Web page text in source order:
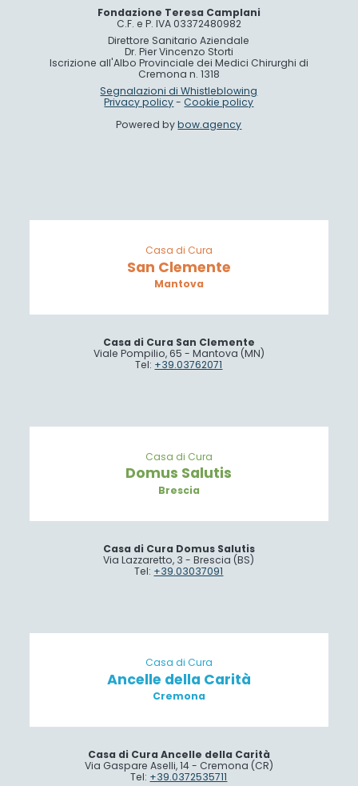
Fondazione Teresa Camplani
C.F. e P. IVA 03372480982
Direttore Sanitario Aziendale
Dr. Pier Vincenzo Storti
Iscrizione all'Albo Provinciale dei Medici Chirurghi di
Cremona n. 1318
Segnalazioni di Whistleblowing
Privacy policy-Cookie policy
Powered bybow.agency
Casa di Cura
San Clemente
Mantova
Casa di Cura San Clemente
Viale Pompilio, 65 - Mantova (MN)
Tel: +39.03762071
Casa di Cura
Domus Salutis
Brescia
Casa di Cura Domus Salutis
Via Lazzaretto, 3 - Brescia (BS)
Tel: +39.03037091
Casa di Cura
Ancelle della Carità
Cremona
Casa di Cura Ancelle della Carità
Via Gaspare Aselli, 14 - Cremona (CR)
Tel: +39.0372535711